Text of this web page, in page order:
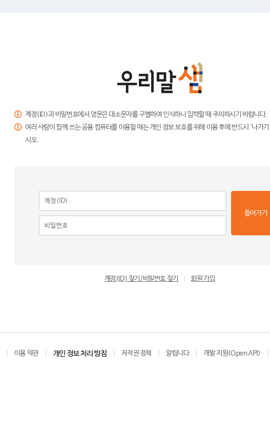
계정(ID)과 비밀번호에서 영문은 대소문자를 구별하여 인식하니 입력할 때 주의하시기 바랍니다.
여러 사람이 함께 쓰는 공용 컴퓨터를 이용할 때는 개인 정보 보호를 위해 이용 후에 반드시 '나가
시오.
들어가기
계정(ID) 찾기/비밀번호 찾기 회원 가입
이용 약관 개인 정보 처리 방침 저작권 정책 알립니다 개발 지원(Open API)